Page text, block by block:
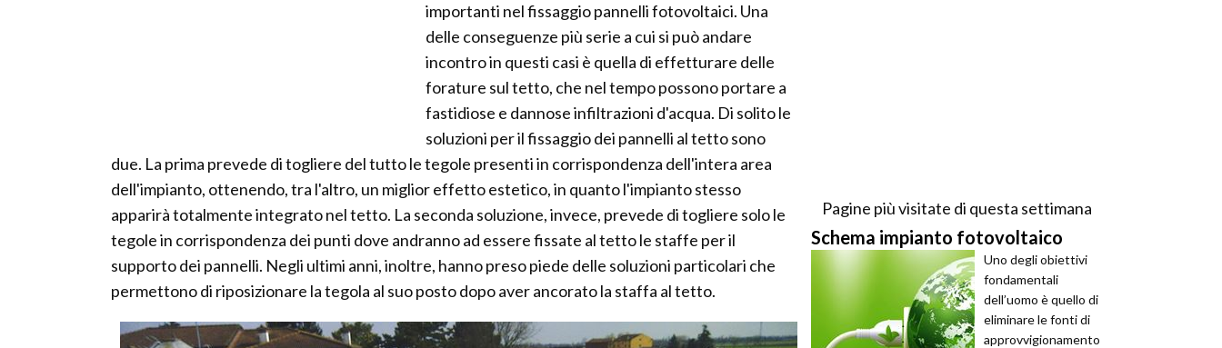
importanti nel fissaggio pannelli fotovoltaici. Una
delle conseguenze più serie a cui si può andare
incontro in questi casi è quella di effetturare delle
forature sul tetto, che nel tempo possono portare a
fastidiose e dannose infiltrazioni d'acqua. Di solito le
soluzioni per il fissaggio dei pannelli al tetto sono
due. La prima prevede di togliere del tutto le tegole presenti in corrispondenza dell'intera area
dell'impianto, ottenendo, tra l'altro, un miglior effetto estetico, in quanto l'impianto stesso
apparirà totalmente integrato nel tetto. La seconda soluzione, invece, prevede di togliere solo le
tegole in corrispondenza dei punti dove andranno ad essere fissate al tetto le staffe per il
supporto dei pannelli. Negli ultimi anni, inoltre, hanno preso piede delle soluzioni particolari che
permettono di riposizionare la tegola al suo posto dopo aver ancorato la staffa al tetto.
Pagine più visitate di questa settimana
Schema impianto fotovoltaico
Uno degli obiettivi
fondamentali
dell’uomo è quello di
eliminare le fonti di
approvvigionamento